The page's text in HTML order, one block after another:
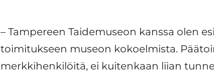
– Tampereen Taidemuseon kanssa olen
toimitukseen museon kokoelmista.
merkkihenkilöitä, ei kuitenkaan liian